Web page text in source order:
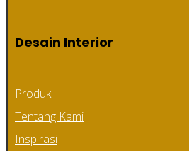
Desain Interior
Produk
Tentang Kami
Inspirasi